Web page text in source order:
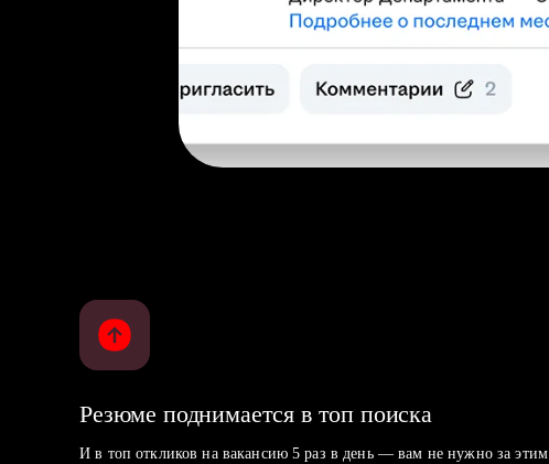
Резюме поднимается в топ поиска
И в топ откликов на вакансию 5 раз в день — вам не нужно за этим